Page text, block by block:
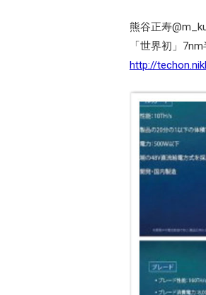
熊谷正寿
「世界初」
http://